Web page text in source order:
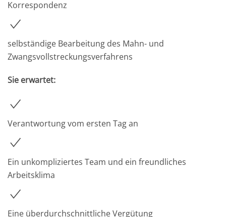
Korrespondenz
selbständige Bearbeitung des Mahn- und
Zwangsvollstreckungsverfahrens
Sie erwartet:
Verantwortung vom ersten Tag an
Ein unkompliziertes Team und ein freundliches
Arbeitsklima
Eine überdurchschnittliche Vergütung